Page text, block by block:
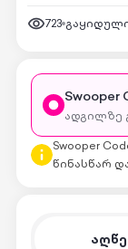
723
Swooper
ადგილზე
Swooper
წინასწარ